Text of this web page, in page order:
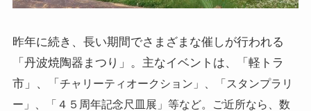
昨年に続き、長い期間でさまざまな催しが行われる
「丹波焼陶器まつり」。主なイベントは、「軽トラ
市」、「 チャリーティオークション」、「スタンプラリ
ー」、「 ４５周年記念尺皿展」等など。ご近所なら、数